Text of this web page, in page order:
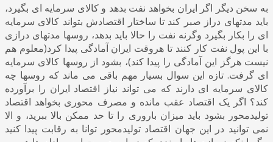
به سخن دیگر اگر ایران بخواهد نفت بدهد و کالای سرمایه ای بگیرد،
باید مدتهای دراز صبر کند تا ساختار اقتصادش بتواند کالای سرمایه
ای را بکار بگیرد وگرنه نفت را حالا باید بدهد، روسها مدتهای درازی
با این پول نفت کار کنند تا هروقت ایران آمادگی پیدا کرد(معلوم هم
نیست هرگز این آمادگی را پیدا کند)، بشود از روسها کالای سرمایه
ای گرفت. تازه این سوال بسیار مهم باقی می ماند که روسها چه
کالای سرمایه ای دارند که می تواند نیاز اقتصاد ایران را برآورده
کند؟ اگر یک اقتصاد عقب مانده و مصرف محوری بخواهد اقتصاد
تولیدمحور بشود باید میزان باروری را تا حد ممکن بالا ببرید، و الا
نمی توانید در این جهان اقتصاد تولیدمحور توانا به رقابت پیدا کنید